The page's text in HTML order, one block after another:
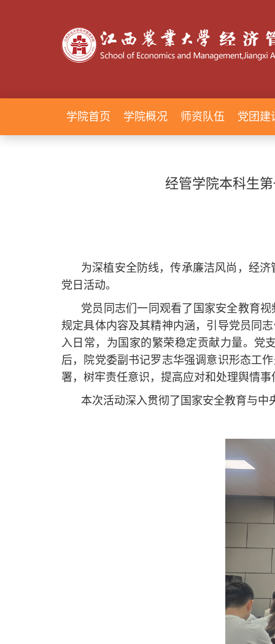
学院首页 学院概况 师资队伍 党团建
经管学院本科生
为深植安全防线，传承廉洁风尚，经济
党日活动。
党员同志们一同观看了国家安全教育
规定具体内容及其精神内涵，引导党员同
入日常，为国家的繁荣稳定贡献力量。党
后，院党委副书记罗志华强调意识形态工
署，树牢责任意识，提高应对和处理舆情
本次活动深入贯彻了国家安全教育与